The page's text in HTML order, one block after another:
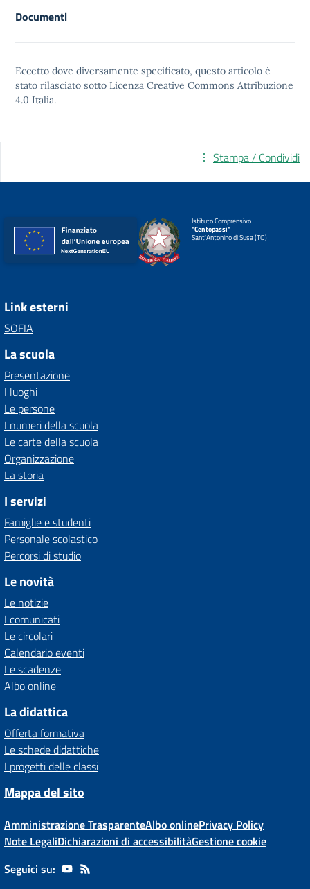
Documenti
Eccetto dove diversamente specificato, questo articolo è
stato rilasciato sotto Licenza Creative Commons Attribuzione
4.0 Italia.
Stampa / Condividi
Istituto Comprensivo
"Centopassi"
Sant'Antonino di Susa (TO)
Link esterni
SOFIA
La scuola
Presentazione
I luoghi
Le persone
I numeri della scuola
Le carte della scuola
Organizzazione
La storia
I servizi
Famiglie e studenti
Personale scolastico
Percorsi di studio
Le novità
Le notizie
I comunicati
Le circolari
Calendario eventi
Le scadenze
Albo online
La didattica
Offerta formativa
Le schede didattiche
I progetti delle classi
Mappa del sito
Amministrazione TrasparenteAlbo onlinePrivacy Policy
Note LegaliDichiarazioni di accessibilitàGestione cookie
Seguici su: